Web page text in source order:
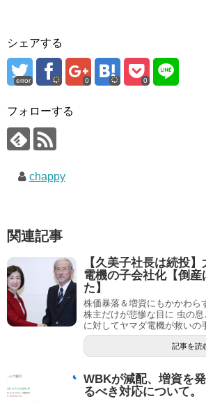
シェアする
error 0 0
フォローする
chappy
関連記事
【久美子社長は続投
電機の子会社化【倒
た】
株価暴落＆増資にもかかわら
株主だけが悲惨な目に 虫の
に対してヤマダ電機が救いの
記事を読
WBKが減配、増資を
るべき対応について。